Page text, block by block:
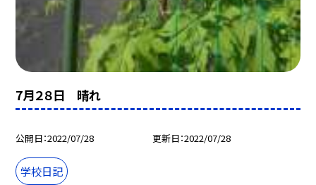
7月２８日 晴れ
公開日 2022/07/28 更新日 2022/07/28
学校日記